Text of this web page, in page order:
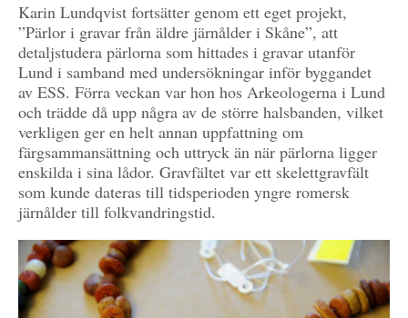
Karin Lundqvist fortsätter genom ett eget projekt,
”Pärlor i gravar från äldre järnålder i Skåne”, att
detaljstudera pärlorna som hittades i gravar utanför
Lund i samband med undersökningar inför byggandet
av ESS. Förra veckan var hon hos Arkeologerna i Lund
och trädde då upp några av de större halsbanden, vilket
verkligen ger en helt annan uppfattning om
färgsammansättning och uttryck än när pärlorna ligger
enskilda i sina lådor. Gravfältet var ett skelettgravfält
som kunde dateras till tidsperioden yngre romersk
järnålder till folkvandringstid.